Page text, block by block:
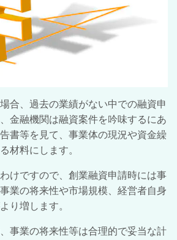
合、過去の業績がない中での融資申
金融機関は融資案件を吟味するにあ
書等を見て、事業体の現況や資金繰
材料にします。
けですので、創業融資申請時には事
業の将来性や市場規模、経営者自身
り増します。
事業の将来性等は合理的で妥当な計